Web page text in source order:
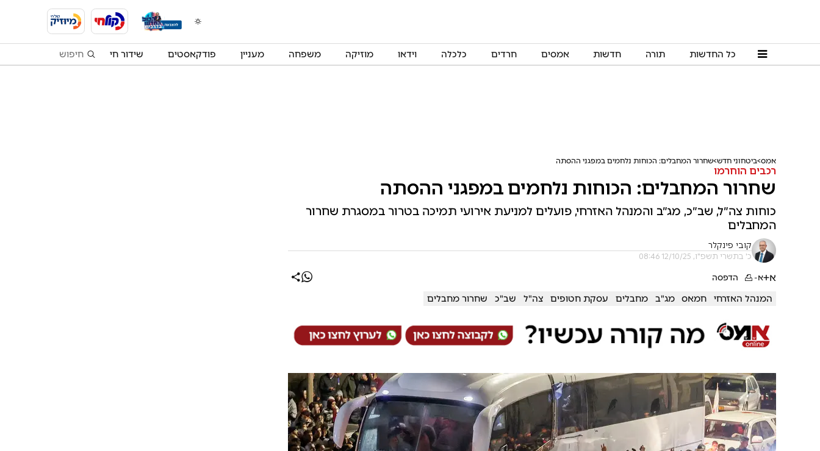
כל החדשות תורה חדשות אמסים חרדים כלכלה וידאו מוזיקה משפחה מעניין פודקאסטים שידור חי
אמס ביטחוני חדש שחרור המחבלים: הכוחות נלחמים במפגני ההסתה
רכבים הוחרמו
שחרור המחבלים: הכוחות נלחמים במפגני ההסתה
כוחות צה״ל, שב״כ, מג״ב והמנהל האזרחי, פועלים למניעת אירועי תמיכה בטרור במסגרת שחרור
המחבלים
קובי פינקלר
כ' בתשרי תשפ"ו, 12/10/25 08:46
א+א- הדפסה
המנהל האזרחי חמאס מג"ב מחבלים עסקת חטופים צה"ל שב"כ שחרור מחבלים